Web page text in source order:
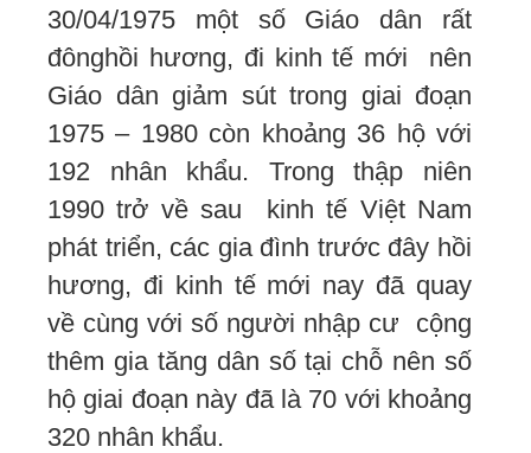
30/04/1975 một số Giáo dân rất
đônghồi hương, đi kinh tế mới nên
Giáo dân giảm sút trong giai đoạn
1975 – 1980 còn khoảng 36 hộ với
192 nhân khẩu. Trong thập niên
1990 trở về sau kinh tế Việt Nam
phát triển, các gia đình trước đây hồi
hương, đi kinh tế mới nay đã quay
về cùng với số người nhập cư cộng
thêm gia tăng dân số tại chỗ nên số
hộ giai đoạn này đã là 70 với khoảng
320 nhân khẩu.